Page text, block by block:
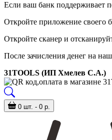
Если ваш банк поддерживает
Откройте приложение своего
Откройте сканер и
После зачисления денег на
31TOOLS (ИП Хмелев С.А.)
0 шт. - 0 р.